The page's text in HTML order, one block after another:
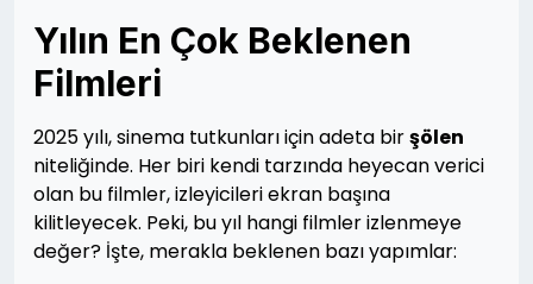
Yılın En Çok Beklenen
Filmleri
2025 yılı, sinema tutkunları için adeta birşölen
niteliğinde. Her biri kendi tarzında heyecan verici
olan bu filmler, izleyicileri ekran başına
kilitleyecek. Peki, bu yıl hangi filmler izlenmeye
değer? İşte, merakla beklenen bazı yapımlar: